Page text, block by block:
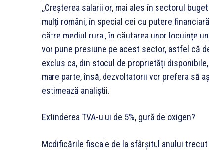
,,Creșterea salariilor, mai ales în sectorul
mulți români, în special cei cu putere
către mediul rural, în căutarea unor locuințe
vor pune presiune pe acest sector, astfel că
exclus ca, din stocul de proprietăți
mare parte, însă, dezvoltatorii vor prefera să
estimează analiștii.
Extinderea TVA-ului de 5%, gură de oxigen?
Modificările fiscale de la sfârșitul anului